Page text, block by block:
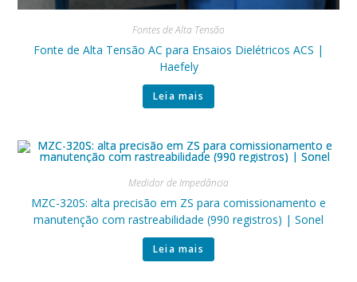
Fontes de Alta Tensão
Fonte de Alta Tensão AC para Ensaios Dielétricos ACS |
Haefely
Leia mais
Medidor de Impedância
MZC-320S: alta precisão em ZS para comissionamento e
manutenção com rastreabilidade (990 registros) | Sonel
Leia mais